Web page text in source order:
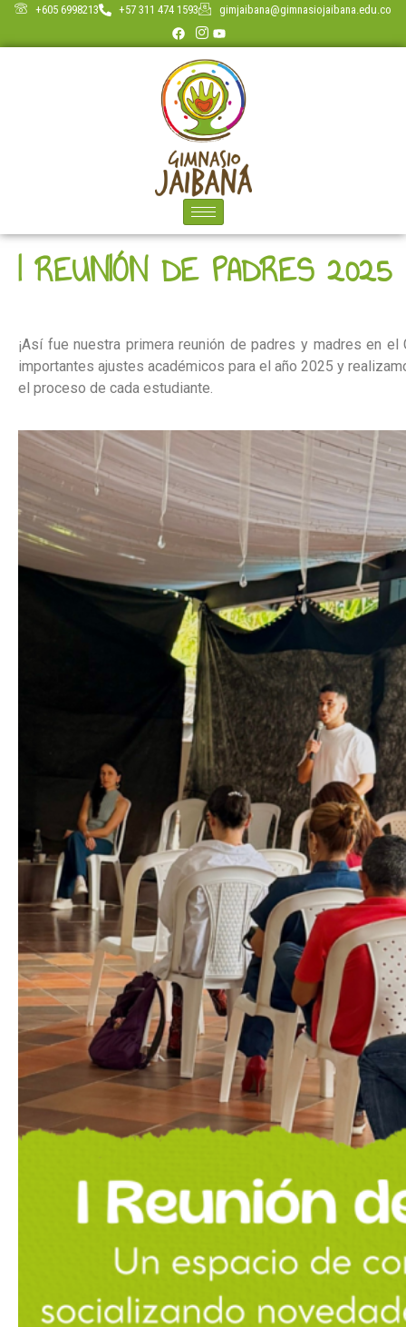
+605 6998213 +57 311 474 1593 gimjaibana@gimnasiojaibana.edu.co
I REUNIÓN DE PADRES 2025
¡Así fue nuestra primera reunión de padres y madres en
importantes ajustes académicos para el año 2025 y
el proceso de cada estudiante.